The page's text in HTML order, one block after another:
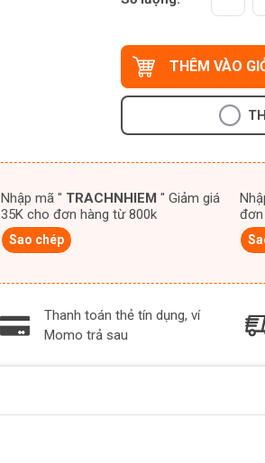
THÊM VÀO
Nhập mã " TRACHNHIEM " Giảm giá
35K cho đơn hàng từ 800k
Sao chép
Thanh toán thẻ tín dụng, ví
Momo trả sau